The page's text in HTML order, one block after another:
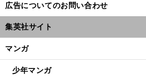
広告についてのお問い合わせ
集英社サイト
マンガ
少年マンガ